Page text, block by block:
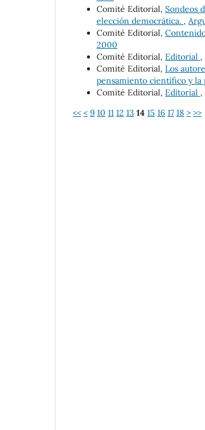
Comité Editorial, Sondeos
elección democrática. ,
Comité Editorial,
2000
Comité Editorial, Editorial ,
Comité Editorial, Los
pensamiento científico y la
Comité Editorial, Editorial ,
<< < 9 10 11 12 13 14 15 16 17 18 > >>